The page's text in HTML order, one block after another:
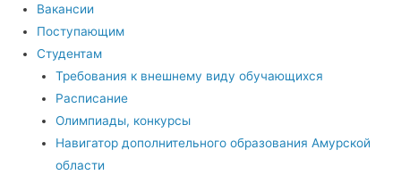
Вакансии
Поступающим
Студентам
Требования к внешнему виду обучающихся
Расписание
Олимпиады, конкурсы
Навигатор дополнительного образования Амурской
области